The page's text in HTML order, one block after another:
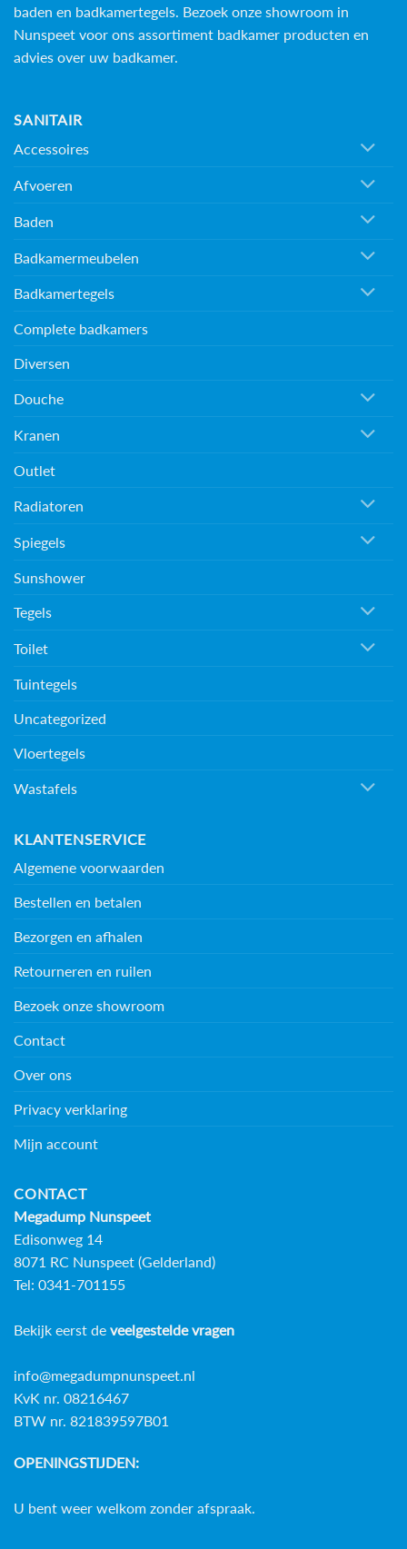
worden
op
baden en badkamertegels . Bezoek onze showroom in
Nunspeet voor ons assortiment badkamer producten en
advies over uw badkamer.
SANITAIR
Accessoires
Afvoeren
Baden
Badkamermeubelen
Badkamertegels
Complete badkamers
Diversen
Douche
Kranen
Outlet
Radiatoren
Spiegels
Sunshower
Tegels
Toilet
Tuintegels
Uncategorized
Vloertegels
Wastafels
KLANTENSERVICE
Algemene voorwaarden
Bestellen en betalen
Bezorgen en afhalen
Retourneren en ruilen
Bezoek onze showroom
Contact
Over ons
Privacy verklaring
Mijn account
CONTACT
Megadump Nunspeet
Edisonweg 14
8071 RC Nunspeet (Gelderland)
Tel: 0341-701155
Bekijk eerst de veelgestelde vragen
info@megadumpnunspeet.nl
KvK nr. 08216467
BTW nr. 821839597B01
OPENINGSTIJDEN:
U bent weer welkom zonder afspraak.